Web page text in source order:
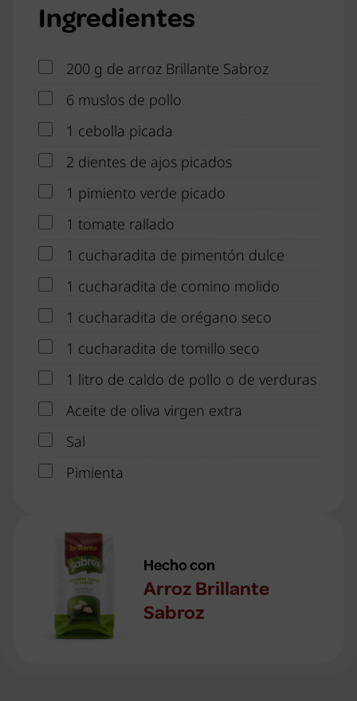
Ingredientes
200 g de arroz Brillante Sabroz
6 muslos de pollo
1 cebolla picada
2 dientes de ajos picados
1 pimiento verde picado
1 tomate rallado
1 cucharadita de pimentón dulce
1 cucharadita de comino molido
1 cucharadita de orégano seco
1 cucharadita de tomillo seco
1 litro de caldo de pollo o de verduras
Aceite de oliva virgen extra
Sal
Pimienta
Hecho con
Arroz Brillante
Sabroz